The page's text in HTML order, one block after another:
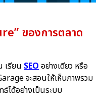
ของการตลาด
เรียน SEOอย่างเดียว หรือ
จะสอนให้เห็นภาพรวม
ได้อย่างเป็นระบบ